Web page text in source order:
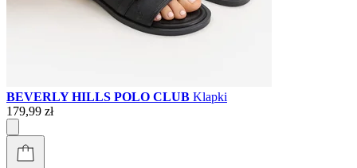
BEVERLY HILLS POLO CLUB Klapki
179,99 zł